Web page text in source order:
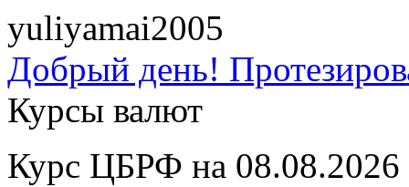
yuliyamai2005
Добрый день!
Курсы валют
Курс ЦБРФ на 08.08.2026